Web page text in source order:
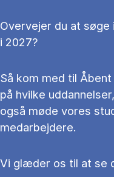
Overvejer du at søge
i 2027?
Så kom med til
på hvilke
også møde vores
medarbejdere.
Vi glæder os til at se